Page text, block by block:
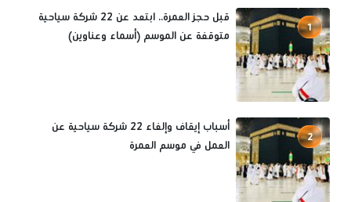
1
قبل حجز العمرة.. ابتعد عن 22 شركة سياحية
متوقفة عن الموسم (أسماء وعناوين)
2
أسباب إيقاف وإلغاء 22 شركة سياحية عن
العمل في موسم العمرة